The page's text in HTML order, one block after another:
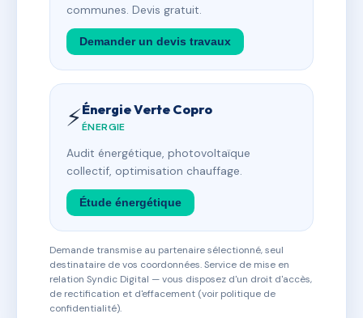
communes. Devis gratuit.
Demander un devis travaux
⚡Énergie Verte Copro
ÉNERGIE
Audit énergétique, photovoltaïque
collectif, optimisation chauffage.
Étude énergétique
Demande transmise au partenaire sélectionné, seul
destinataire de vos coordonnées. Service de mise en
relation Syndic Digital — vous disposez d'un droit d'accès,
de rectification et d'effacement (voir politique de
confidentialité).